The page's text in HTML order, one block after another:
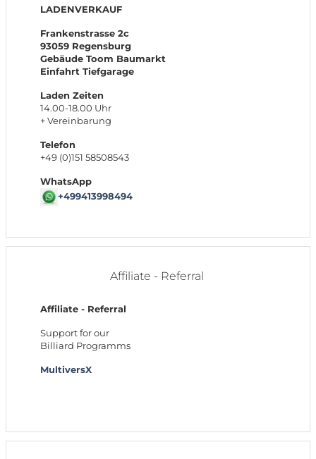
LADENVERKAUF
Frankenstrasse 2c
93059 Regensburg
Gebäude Toom Baumarkt
Einfahrt Tiefgarage
Laden Zeiten
14.00-18.00 Uhr
+ Vereinbarung
Telefon
+49 (0)151 58508543
WhatsApp
+499413998494
Affiliate - Referral
Affiliate - Referral
Support for our
Billiard Programms
MultiversX